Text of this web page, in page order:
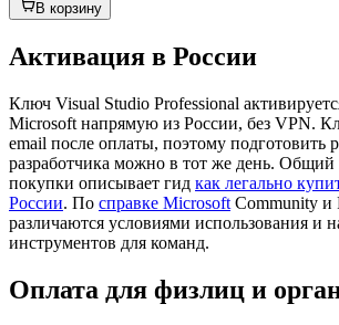
В корзину
Активация в России
Ключ Visual Studio Professional
Microsoft напрямую из России, без VPN.
email после оплаты, поэтому подготовить
разработчика можно в тот же день. Общий
покупки описывает гид как легально
России. По справке Microsoft Community и
различаются условиями использования и
инструментов для команд.
Оплата для физлиц и